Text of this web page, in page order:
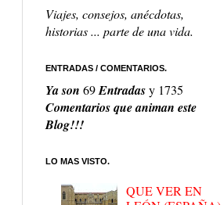
Viajes, consejos, anécdotas,
historias ... parte de una vida.
ENTRADAS / COMENTARIOS.
Ya son 69Entradasy 1735
Comentarios que animan este
Blog!!!
LO MAS VISTO.
QUE VER EN